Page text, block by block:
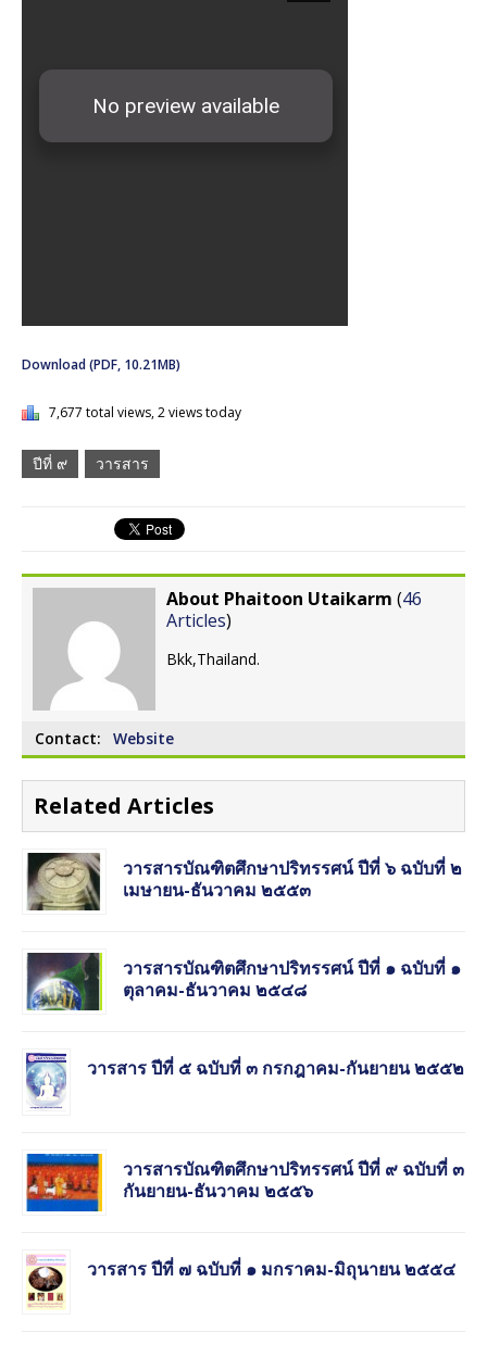
Download (PDF, 10.21MB)
7,677 total views, 2 views today
ปีที่ ๙ วารสาร
About Phaitoon Utaikarm (46
Articles)
Bkk,Thailand.
Contact: Website
Related Articles
วารสารบัณฑิตศึกษาปริทรรศน์ ปีที่ ๖ ฉบับที่ ๒
เมษายน-ธันวาคม ๒๕๕๓
วารสารบัณฑิตศึกษาปริทรรศน์ ปีที่ ๑ ฉบับที่ ๑
ตุลาคม-ธันวาคม ๒๕๔๘
วารสาร ปีที่ ๕ ฉบับที่ ๓ กรกฎาคม-กันยายน ๒๕๕๒
วารสารบัณฑิตศึกษาปริทรรศน์ ปีที่ ๙ ฉบับที่ ๓
กันยายน-ธันวาคม ๒๕๕๖
วารสาร ปีที่ ๗ ฉบับที่ ๑ มกราคม-มิถุนายน ๒๕๕๔